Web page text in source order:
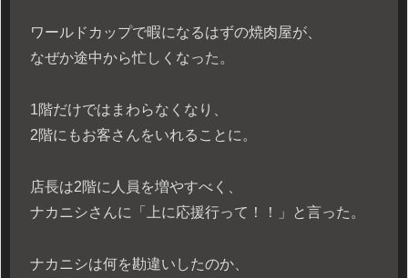
ワールドカップで暇になるはずの焼肉屋が、
なぜか途中から忙しくなった。
1階だけではまわらなくなり、
2階にもお客さんをいれることに。
店長は2階に人員を増やすべく、
ナカニシさんに「上に応援行って！！」と言った。
ナカニシは何を勘違いしたのか、